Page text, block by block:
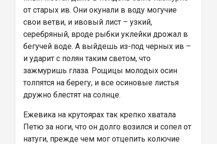
от старых ив. Они окунали в воду могучие
свои ветви, и ивовый лист – узкий,
серебряный, вроде рыбки уклейки дрожал в
бегучей воде. А выйдешь из-под черных ив –
и ударит с полян таким светом, что
зажмуришь глаза. Рощицы молодых осин
толпятся на берегу, и все осиновые листья
дружно блестят на солнце.
Ежевика на крутоярах так крепко хватала
Петю за ноги, что он долго возился и сопел от
натуги, прежде чем мог отцепить колючие